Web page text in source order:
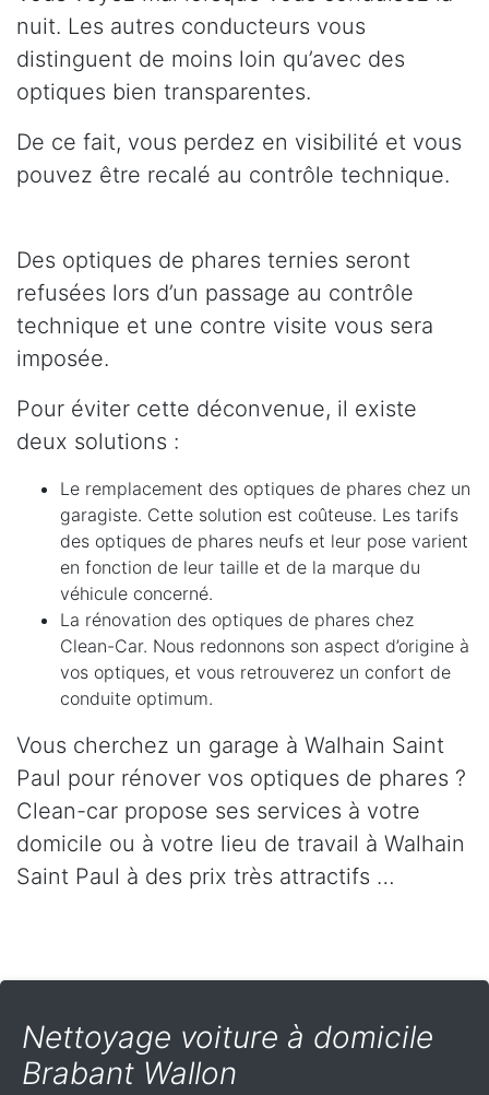
nuit. Les autres conducteurs vous
distinguent de moins loin qu’avec des
optiques bien transparentes.
De ce fait, vous perdez en visibilité et vous
pouvez être recalé au contrôle technique.
Des optiques de phares ternies seront
refusées lors d’un passage au contrôle
technique et une contre visite vous sera
imposée.
Pour éviter cette déconvenue, il existe
deux solutions :
Le remplacement des optiques de phares chez un
garagiste. Cette solution est coûteuse. Les tarifs
des optiques de phares neufs et leur pose varient
en fonction de leur taille et de la marque du
véhicule concerné.
La rénovation des optiques de phares chez
Clean-Car. Nous redonnons son aspect d’origine à
vos optiques, et vous retrouverez un confort de
conduite optimum.
Vous cherchez un garage à Walhain Saint
Paul pour rénover vos optiques de phares ?
Clean-car propose ses services à votre
domicile ou à votre lieu de travail à Walhain
Saint Paul à des prix très attractifs …
Nettoyage voiture à domicile
Brabant Wallon